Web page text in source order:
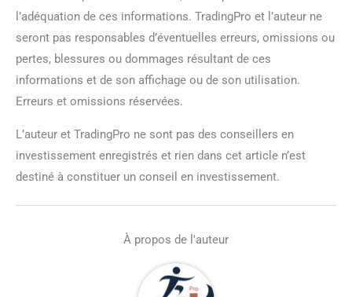
l’adéquation de ces informations. TradingPro et l’auteur ne
seront pas responsables d’éventuelles erreurs, omissions ou
pertes, blessures ou dommages résultant de ces
informations et de son affichage ou de son utilisation.
Erreurs et omissions réservées.
L’auteur et TradingPro ne sont pas des conseillers en
investissement enregistrés et rien dans cet article n’est
destiné à constituer un conseil en investissement.
À propos de l'auteur